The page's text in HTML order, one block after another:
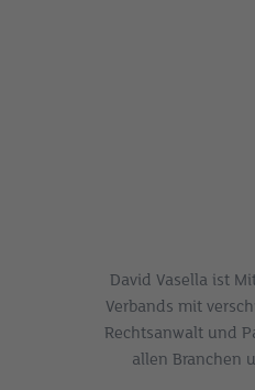
David Vasella ist
Verbands mit
Rechtsanwalt und
allen Branchen